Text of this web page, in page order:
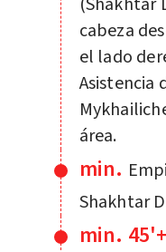
cabeza
el lado
Asistencia
área.
min.
Shakhtar
min.